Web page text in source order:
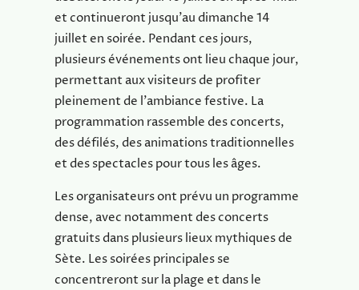
et continueront jusqu’au dimanche 14
juillet en soirée. Pendant ces jours,
plusieurs événements ont lieu chaque jour,
permettant aux visiteurs de profiter
pleinement de l’ambiance festive. La
programmation rassemble des concerts,
des défilés, des animations traditionnelles
et des spectacles pour tous les âges.
Les organisateurs ont prévu un programme
dense, avec notamment des concerts
gratuits dans plusieurs lieux mythiques de
Sète. Les soirées principales se
concentreront sur la plage et dans le